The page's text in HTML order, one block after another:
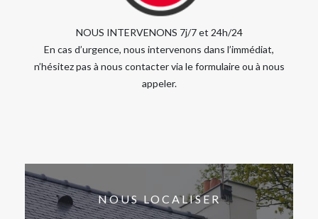
NOUS INTERVENONS 7j/7 et 24h/24
En cas d’urgence, nous intervenons dans l’immédiat,
n’hésitez pas à nous contacter via le formulaire ou à nous
appeler.
NOUS LOCALISER